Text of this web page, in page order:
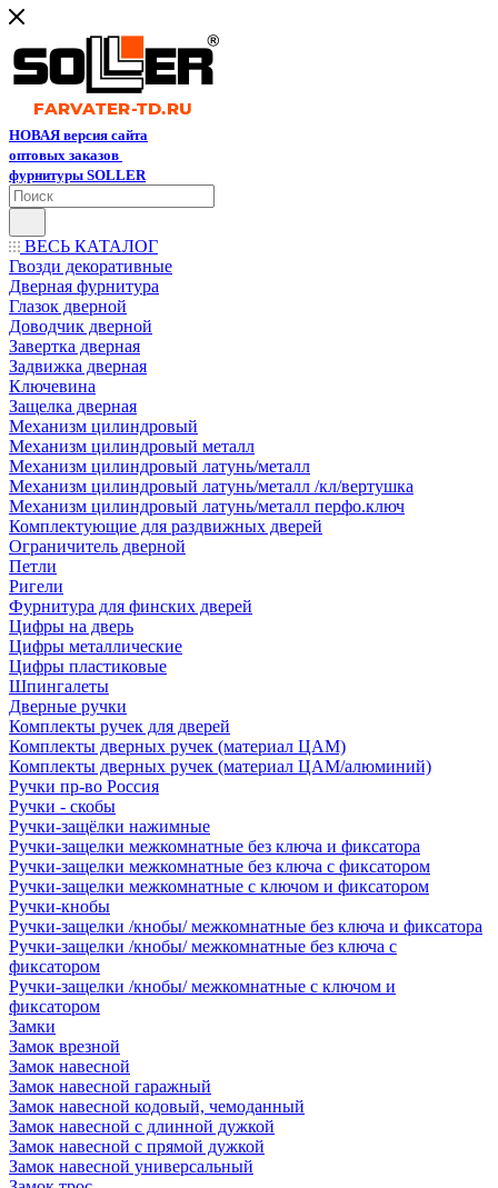
НОВАЯ версия сайта
оптовых заказов
фурнитуры SOLLER
ВЕСЬ КАТАЛОГ
Гвозди декоративные
Дверная фурнитура
Глазок дверной
Доводчик дверной
Завертка дверная
Задвижка дверная
Ключевина
Защелка дверная
Механизм цилиндровый
Механизм цилиндровый металл
Механизм цилиндровый латунь/металл
Механизм цилиндровый латунь/металл /кл/вертушка
Механизм цилиндровый латунь/металл перфо.ключ
Комплектующие для раздвижных дверей
Ограничитель дверной
Петли
Ригели
Фурнитура для финских дверей
Цифры на дверь
Цифры металлические
Цифры пластиковые
Шпингалеты
Дверные ручки
Комплекты ручек для дверей
Комплекты дверных ручек (материал ЦАМ)
Комплекты дверных ручек (материал ЦАМ/алюминий)
Ручки пр-во Россия
Ручки - скобы
Ручки-защёлки нажимные
Ручки-защелки межкомнатные без ключа и фиксатора
Ручки-защелки межкомнатные без ключа с фиксатором
Ручки-защелки межкомнатные с ключом и фиксатором
Ручки-кнобы
Ручки-защелки /кнобы/ межкомнатные без ключа и фиксатора
Ручки-защелки /кнобы/ межкомнатные без ключа с
фиксатором
Ручки-защелки /кнобы/ межкомнатные с ключом и
фиксатором
Замки
Замок врезной
Замок навесной
Замок навесной гаражный
Замок навесной кодовый, чемоданный
Замок навесной с длинной дужкой
Замок навесной с прямой дужкой
Замок навесной универсальный